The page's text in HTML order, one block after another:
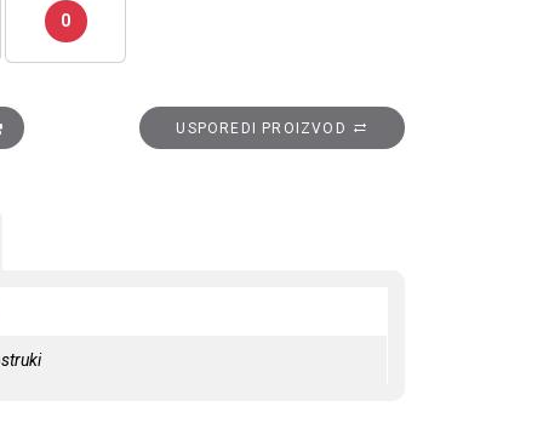
0
crno nikal količina USPOREDI PROIZVOD